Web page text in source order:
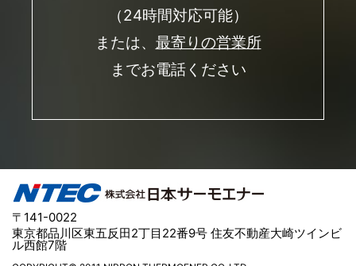
（24時間対応可能）
または、 最寄りの営業所
までお電話ください
〒141-0022
東京都品川区東五反田2丁目22番9号 住友不動産大崎ツインビ
ル西館7階